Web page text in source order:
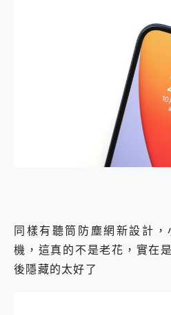
同樣有聽筒防塵網新設計
機，這真的不是老花，實在
後隱藏的太好了